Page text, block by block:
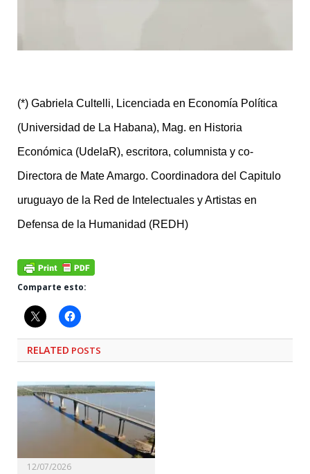
(*) Gabriela Cultelli, Licenciada en Economía Política
(Universidad de La Habana), Mag. en Historia
Económica (UdelaR), escritora, columnista y co-
Directora de Mate Amargo. Coordinadora del Capitulo
uruguayo de la Red de Intelectuales y Artistas en
Defensa de la Humanidad (REDH)
Comparte esto:
RELATED POSTS
12/07/2026